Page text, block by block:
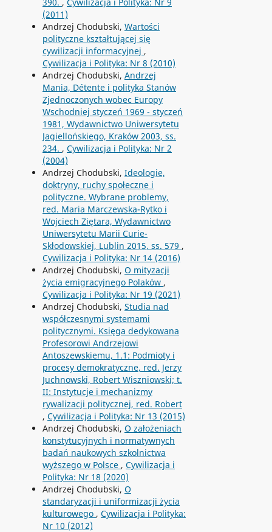
(2011)
Andrzej Chodubski, Wartości
polityczne kształtującej się
cywilizacji informacyjnej ,
Cywilizacja i Polityka: Nr 8 (2010)
Andrzej Chodubski, Andrzej
Mania, Détente i polityka Stanów
Zjednoczonych wobec Europy
Wschodniej styczeń 1969 - styczeń
1981, Wydawnictwo Uniwersytetu
Jagiellońskiego, Kraków 2003, ss.
234. , Cywilizacja i Polityka: Nr 2
(2004)
Andrzej Chodubski, Ideologie,
doktryny, ruchy społeczne i
polityczne. Wybrane problemy,
red. Maria Marczewska-Rytko i
Wojciech Ziętara, Wydawnictwo
Uniwersytetu Marii Curie-
Skłodowskiej, Lublin 2015, ss. 579 ,
Cywilizacja i Polityka: Nr 14 (2016)
Andrzej Chodubski, O mityzacji
życia emigracyjnego Polaków ,
Cywilizacja i Polityka: Nr 19 (2021)
Andrzej Chodubski, Studia nad
współczesnymi systemami
politycznymi. Księga dedykowana
Profesorowi Andrzejowi
Antoszewskiemu, 1.1: Podmioty i
procesy demokratyczne, red. Jerzy
Juchnowski, Robert Wiszniowski; t.
II: Instytucje i mechanizmy
rywalizacji politycznej, red. Robert
, Cywilizacja i Polityka: Nr 13 (2015)
Andrzej Chodubski, O założeniach
konstytucyjnych i normatywnych
badań naukowych szkolnictwa
wyższego w Polsce , Cywilizacja i
Polityka: Nr 18 (2020)
Andrzej Chodubski, O
standaryzacji i uniformizacji życia
kulturowego , Cywilizacja i Polityka:
Nr 10 (2012)